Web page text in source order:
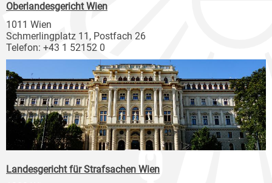
Oberlandesgericht Wien
1011 Wien
Schmerlingplatz 11, Postfach 26
Telefon: +43 1 52152 0
Landesgericht für Strafsachen Wien